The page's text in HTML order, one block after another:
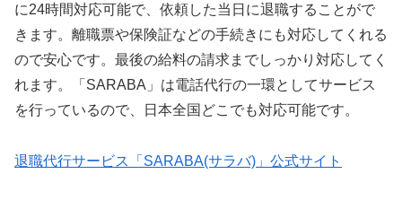
に24時間対応可能で、依頼した当日に退職することがで
きます。離職票や保険証などの手続きにも対応してくれる
ので安心です。最後の給料の請求までしっかり対応してく
れます。「SARABA」は電話代行の一環としてサービス
を行っているので、日本全国どこでも対応可能です。
退職代行サービス「SARABA(サラバ)」公式サイト